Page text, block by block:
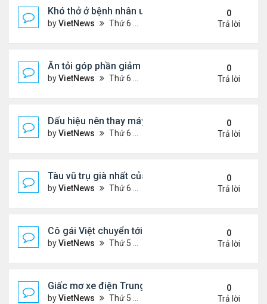
Khó thở ở bệnh nhân ung thư phổi
byVietNews Thứ 6 Tháng 8 19, 2022 5:13 pm
0
Trả lời
Ăn tỏi góp phần giảm cholesterol 'xấu'
byVietNews Thứ 6 Tháng 8 19, 2022 5:11 pm
0
Trả lời
Dấu hiệu nên thay máy giặt mới
byVietNews Thứ 6 Tháng 8 19, 2022 5:09 pm
0
Trả lời
Tàu vũ trụ già nhất của NASA tròn 45 tuổi
byVietNews Thứ 6 Tháng 8 19, 2022 4:29 pm
0
Trả lời
Cô gái Việt chuyển tới Nepal sống vì mê leo núi
byVietNews Thứ 5 Tháng 8 18, 2022 5:32 pm
0
Trả lời
Giấc mơ xe điện Trung Quốc: Các hãng công
byVietNews Thứ 5 Tháng 8 18, 2022 5:28 pm
0
Trả lời